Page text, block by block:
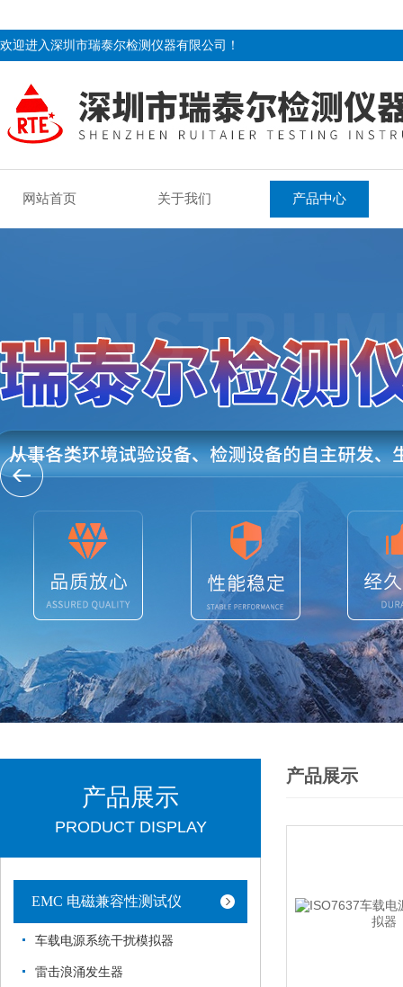
欢迎进入深圳市瑞泰尔检测仪器有限公司！
网站首页 关于我们 产品中心
产品展示
PRODUCT DISPLAY
EMC 电磁兼容性测试仪
车载电源系统干扰模拟器
雷击浪涌发生器
产品展示